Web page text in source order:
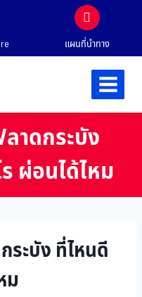
แผนที่นำทาง
ลาดกระบัง
ผ่อนได้ไหม
ระบัง ที่ไหนดี
ม